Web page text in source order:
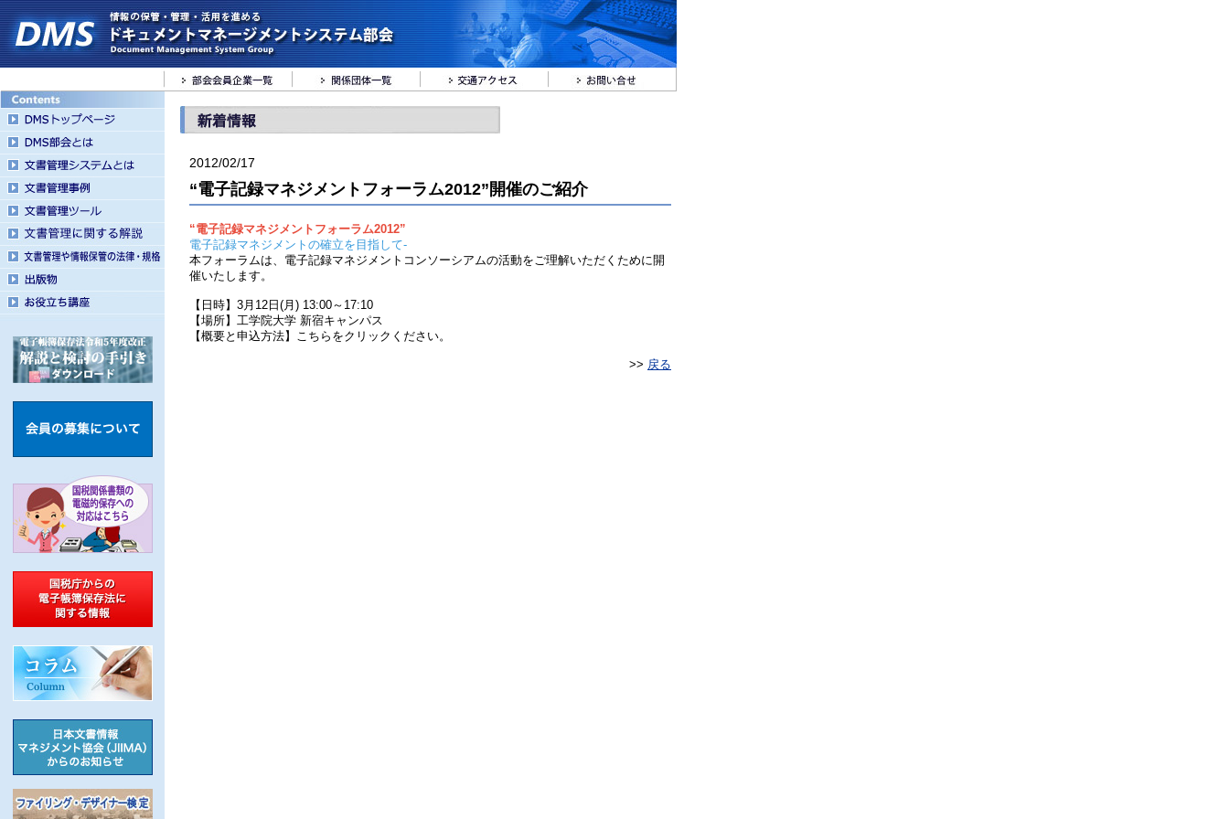
2012/02/17
“電子記録マネジメントフォーラム2012”開催のご紹介
“電子記録マネジメントフォーラム2012”
電子記録マネジメントの確立を目指して-
本フォーラムは、電子記録マネジメントコンソーシアムの活動をご理解いただくために開
催いたします。
【日時】3月12日(月) 13:00～17:10
【場所】工学院大学 新宿キャンパス
【概要と申込方法】こちらをクリックください。
>> 戻る